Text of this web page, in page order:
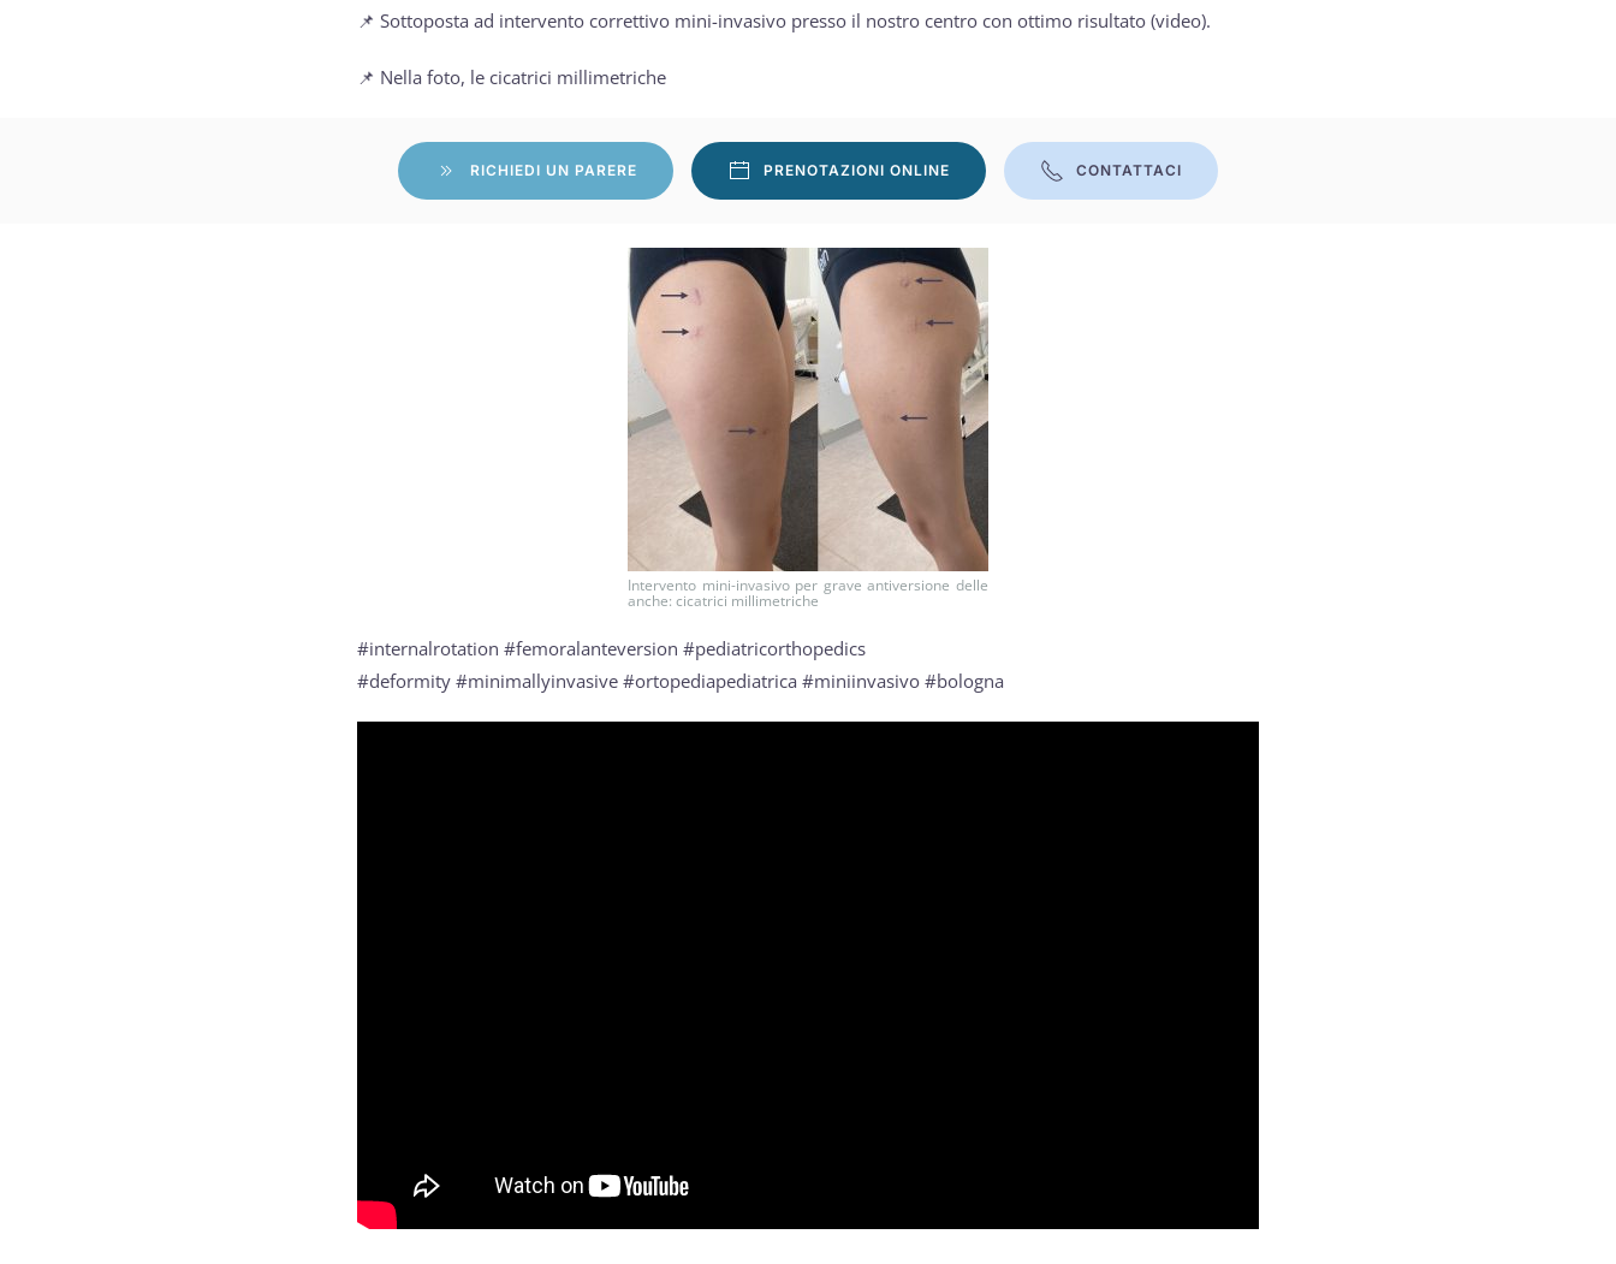
📌 Sottoposta ad intervento correttivo mini-invasivo presso il nostro centro con ottimo risultato (video).
📌 Nella foto, le cicatrici millimetriche
RICHIEDI UN PARERE PRENOTAZIONI ONLINE CONTATTACI
Intervento mini-invasivo per grave antiversione delle
anche: cicatrici millimetriche
#internalrotation #femoralanteversion #pediatricorthopedics
#deformity #minimallyinvasive #ortopediapediatrica #miniinvasivo #bologna